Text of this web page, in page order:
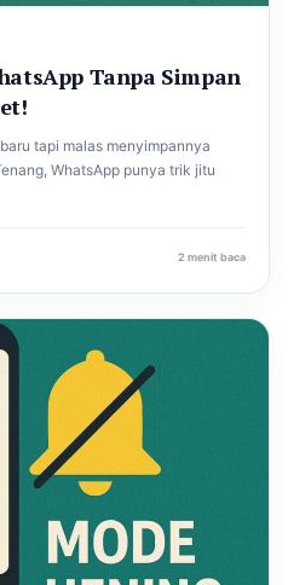
Tanpa Simpan
tapi malas menyimpannya
WhatsApp punya trik jitu
2 menit baca